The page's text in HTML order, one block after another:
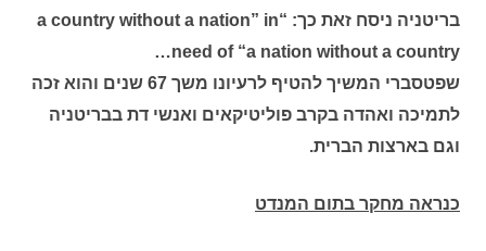
בריטניה ניסח זאת כך: “a country without a nation” in
need of “a nation without a country…
שפטסברי המשיך להטיף לרעיונו משך 67 שנים והוא זכה
לתמיכה ואהדה בקרב פוליטיקאים ואנשי דת בבריטניה
וגם בארצות הברית.
כנראה מחקר בתום המנדט